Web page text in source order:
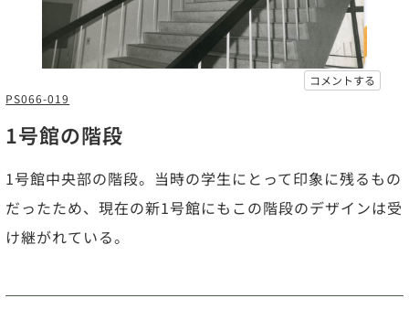
コメントする
PS066-019
1号館の階段
1号館中央部の階段。当時の学生にとって印象に残るもの
だったため、現在の新1号館にもこの階段のデザインは受
け継がれている。